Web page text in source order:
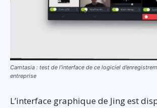
Camtasia : test de l’interface de ce logiciel
entreprise
L’interface graphique de Jing est